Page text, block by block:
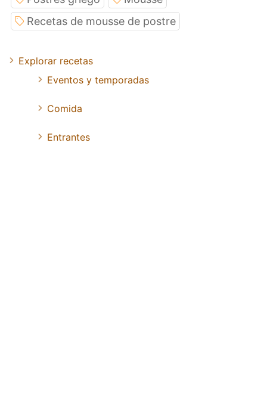
Recetas de mousse de postre
Explorar recetas
Eventos y temporadas
Comida
Entrantes